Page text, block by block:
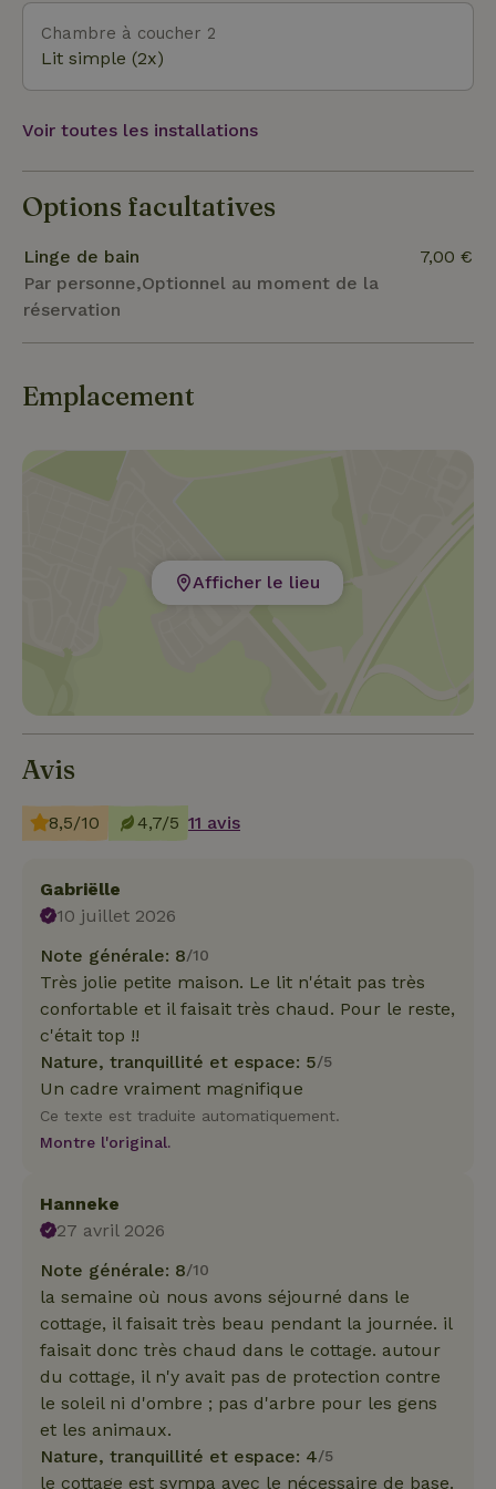
Chambre à coucher 2
Lit simple (2x)
Voir toutes les installations
Options facultatives
Linge de bain
Par personne,Optionnel au moment de la
réservation
7,00 €
Emplacement
Afficher le lieu
Avis
8,5/10 4,7/5 11 avis
Gabriëlle
10 juillet 2026
Note générale: 8/10
Très jolie petite maison. Le lit n'était pas très
confortable et il faisait très chaud. Pour le reste,
c'était top !!
Nature, tranquillité et espace: 5/5
Un cadre vraiment magnifique
Ce texte est traduite automatiquement.
Montre l'original.
Hanneke
27 avril 2026
Note générale: 8/10
la semaine où nous avons séjourné dans le
cottage, il faisait très beau pendant la journée. il
faisait donc très chaud dans le cottage. autour
du cottage, il n'y avait pas de protection contre
le soleil ni d'ombre ; pas d'arbre pour les gens
et les animaux.
Nature, tranquillité et espace: 4/5
le cottage est sympa avec le nécessaire de base.